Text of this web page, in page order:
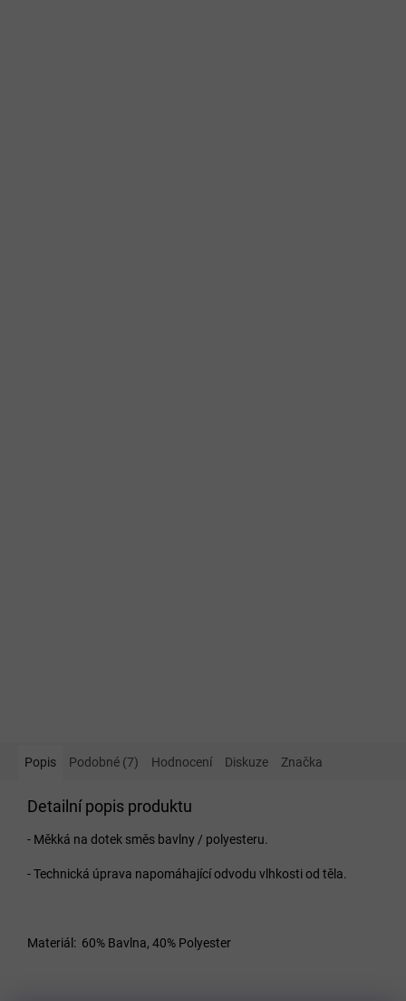
Popis Podobné (7) Hodnocení Diskuze Značka
Detailní popis produktu
- Měkká na dotek směs bavlny / polyesteru.
- Technická úprava napomáhající odvodu vlhkosti od těla.
Materiál: 60% Bavlna, 40% Polyester